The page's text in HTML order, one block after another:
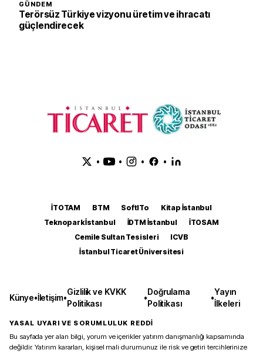
GÜNDEM
Terörsüz Türkiye vizyonu üretim ve ihracatı
güçlendirecek
• • • •
İTOTAM BTM SoftITo
Kitap İstanbul
Teknopark İstanbul
İDTM İstanbul
İTOSAM
Cemile Sultan Tesisleri
ICVB
İstanbul Ticaret Üniversitesi
Künye•İletişim•
Gizlilik ve KVKK
Politikası
•
Doğrulama
Politikası
•
Yayın
İlkeleri
YASAL UYARI VE SORUMLULUK REDDİ
Bu sayfada yer alan bilgi, yorum ve içerikler yatırım danışmanlığı kapsamında
değildir. Yatırım kararları, kişisel mali durumunuz ile risk ve getiri tercihlerinize